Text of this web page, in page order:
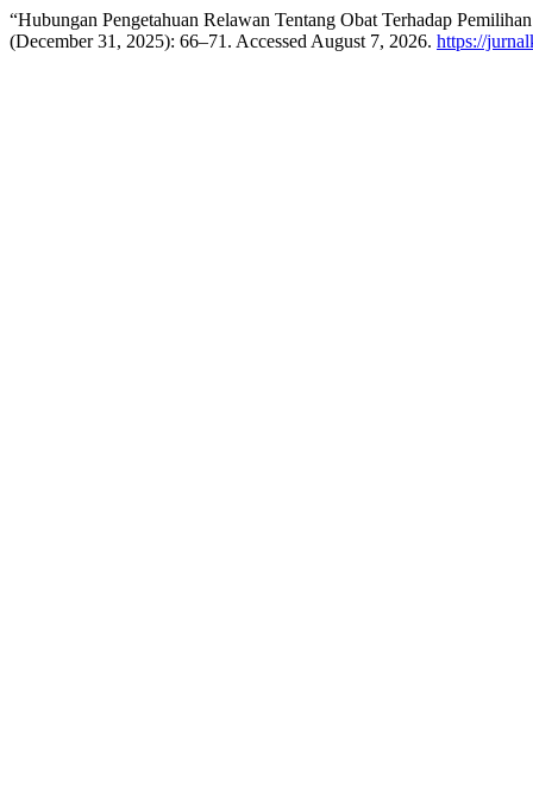
“Hubungan Pengetahuan Relawan Tentang Obat Terhadap
(December 31, 2025): 66–71. Accessed August 7, 2026. https://